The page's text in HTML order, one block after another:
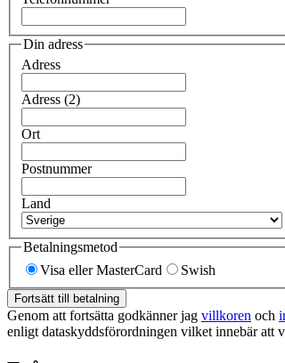
Din adress
Adress
Adress (2)
Ort
Postnummer
Land
Betalningsmetod
Visa eller MasterCard
Swish
Fortsätt till betalning
Genom att fortsätta godkänner jag villkoren och
enligt dataskyddsförordningen vilket innebär att